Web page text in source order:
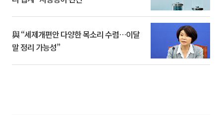
與 “세제개편안 다양한 목소리 수렴…이달
말 정리 가능성”